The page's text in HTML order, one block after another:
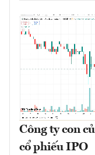
Công ty con
cổ phiếu IPO